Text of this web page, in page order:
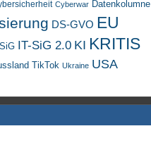
Cyberwar Datenkolumne
DS-GVO EU
IT-SiG 2.0 KI KRITIS
TikTok Ukraine USA